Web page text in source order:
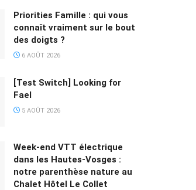
Priorities Famille : qui vous
connaît vraiment sur le bout
des doigts ?
6 AOÛT 2026
[Test Switch] Looking for
Fael
5 AOÛT 2026
Week-end VTT électrique
dans les Hautes-Vosges :
notre parenthèse nature au
Chalet Hôtel Le Collet